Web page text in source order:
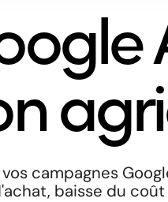
campagnes
baisse du